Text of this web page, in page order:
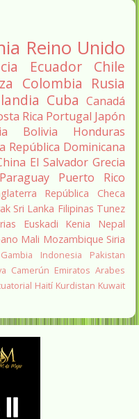
Reino Unido
Ecuador
Chile
Colombia Rusia
Cuba Canadá
Rica Portugal Japón
Bolivia
Honduras
República Dominicana
El Salvador Grecia
Paraguay
Puerto Rico
República Checa
Sri Lanka Filipinas Tunez
Euskadi Kenia
Nepal
Mali Mozambique Siria
Gambia Indonesia
Pakistan
Camerún Emiratos Arabes
Haití Kurdistan Kuwait